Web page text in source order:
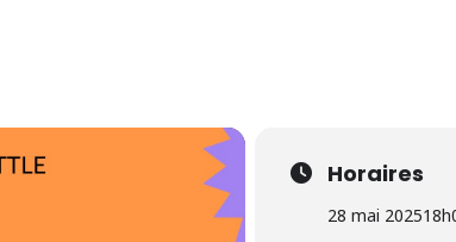
Horaires
28 mai 2025